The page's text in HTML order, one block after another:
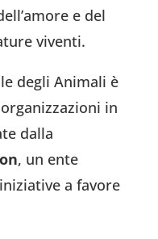
e del
viventi.
degli Animali è
in
dalla
, un ente
a favore